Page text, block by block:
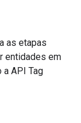
as etapas
entidades em
a API Tag